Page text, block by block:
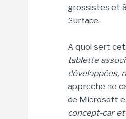
grossistes et
Surface.
A quoi sert
tablette
développées,
approche ne
de Microsoft
concept-car et